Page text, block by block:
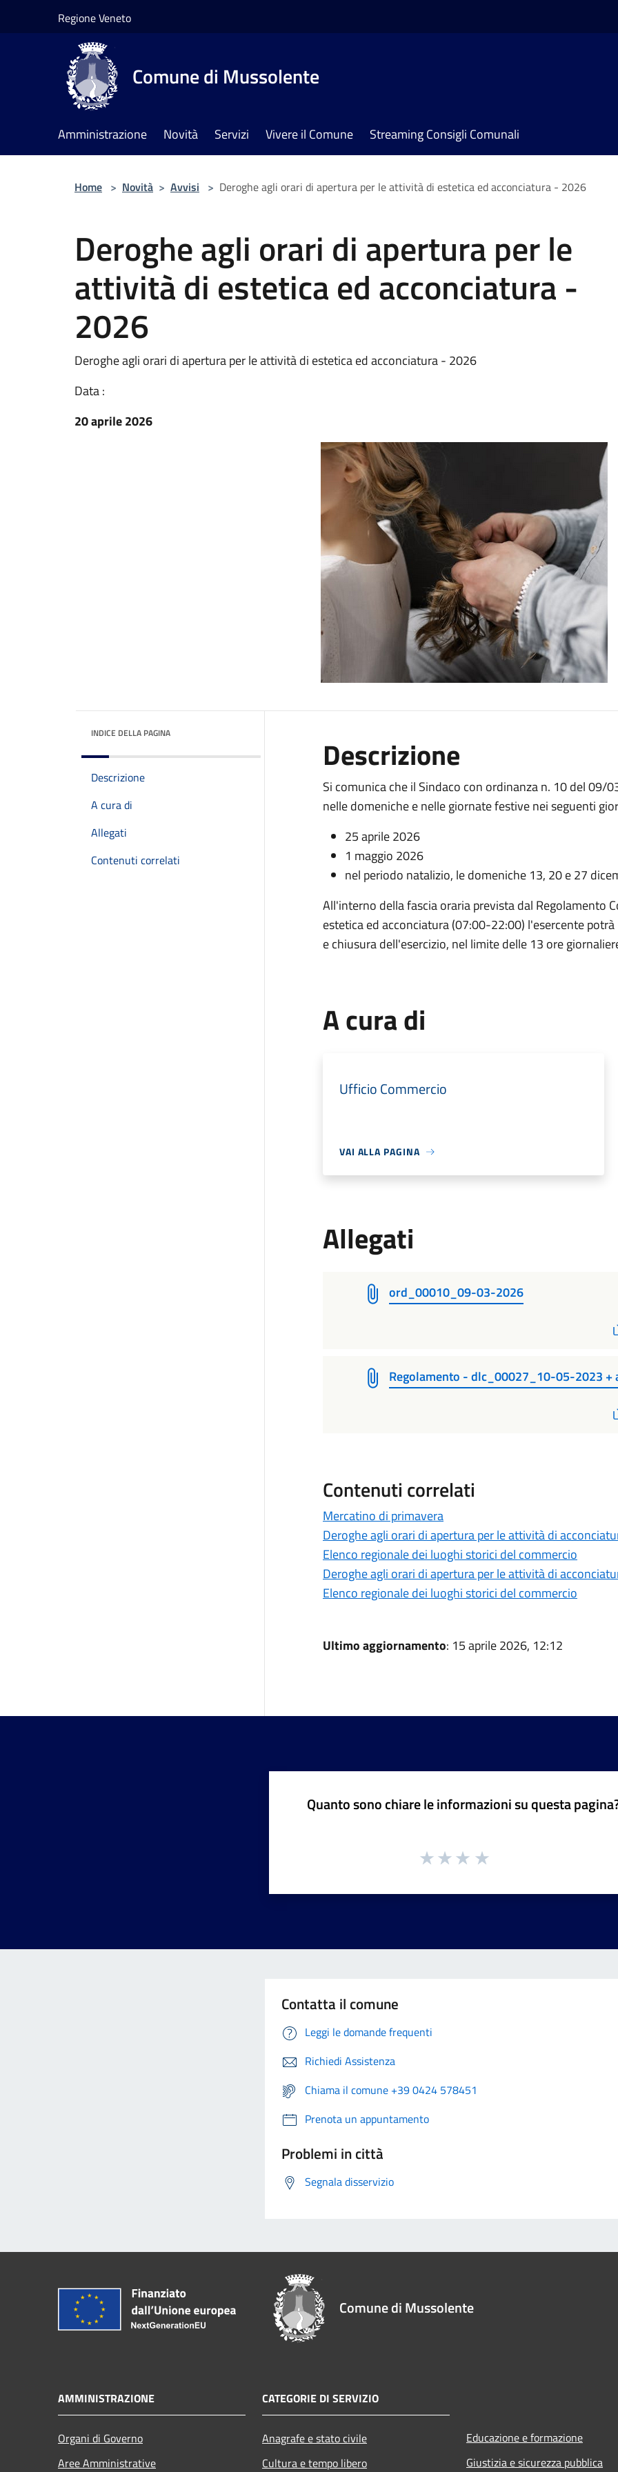
Regione Veneto
Comune di Mussolente
Amministrazione Novità Servizi Vivere il Comune Streaming Consigli Comunali
Home > Novità > Avvisi > Deroghe agli orari di apertura per le attività di estetica ed acconciatura - 2026
Deroghe agli orari di apertura per le
attività di estetica ed acconciatura -
2026
Deroghe agli orari di apertura per le attività di estetica ed acconciatura - 2026
Data :
20 aprile 2026
INDICE DELLA PAGINA
Descrizione
A cura di
Allegati
Contenuti correlati
Descrizione
Si comunica che il Sindaco con ordinanza n. 10 del 09/
nelle domeniche e nelle giornate festive nei seguenti
25 aprile 2026
1 maggio 2026
nel periodo natalizio, le domeniche 13, 20 e 27
All'interno della fascia oraria prevista dal Regolamento
estetica ed acconciatura (07:00-22:00) l'esercente
e chiusura dell'esercizio, nel limite delle 13 ore
A cura di
Ufficio Commercio
VAI ALLA PAGINA
Allegati
ord_00010_09-03-2026
Regolamento - dlc_00027_10-05-2023 +
Contenuti correlati
Mercatino di primavera
Deroghe agli orari di apertura per le attività di
Elenco regionale dei luoghi storici del commercio
Deroghe agli orari di apertura per le attività di
Elenco regionale dei luoghi storici del commercio
Ultimo aggiornamento: 15 aprile 2026, 12:12
Quanto sono chiare le informazioni su questa
Contatta il comune
Leggi le domande frequenti
Richiedi Assistenza
Chiama il comune +39 0424 578451
Prenota un appuntamento
Problemi in città
Segnala disservizio
Comune di Mussolente
AMMINISTRAZIONE
Organi di Governo
Aree Amministrative
CATEGORIE DI SERVIZIO
Anagrafe e stato civile
Cultura e tempo libero
Educazione e formazione
Giustizia e sicurezza pubblica